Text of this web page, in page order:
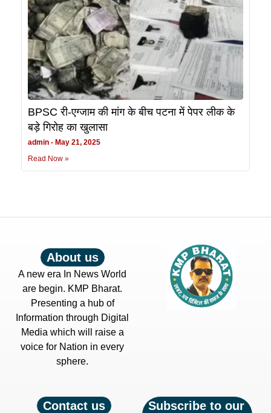
BPSC री-एग्जाम की मांग के बीच पटना में पेपर लीक के
बड़े गिरोह का खुलासा
admin
May 21, 2025
Read Now »
About us
A new era In News World
are begin. KMP Bharat.
Presenting a hub of
Information through Digital
Media which will raise a
voice for Nation in every
sphere.
Contact us
Subscribe to our